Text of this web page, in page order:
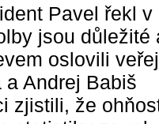
Pavel řekl
jsou důležité
oslovili
a Andrej Babiš
zjistili, že